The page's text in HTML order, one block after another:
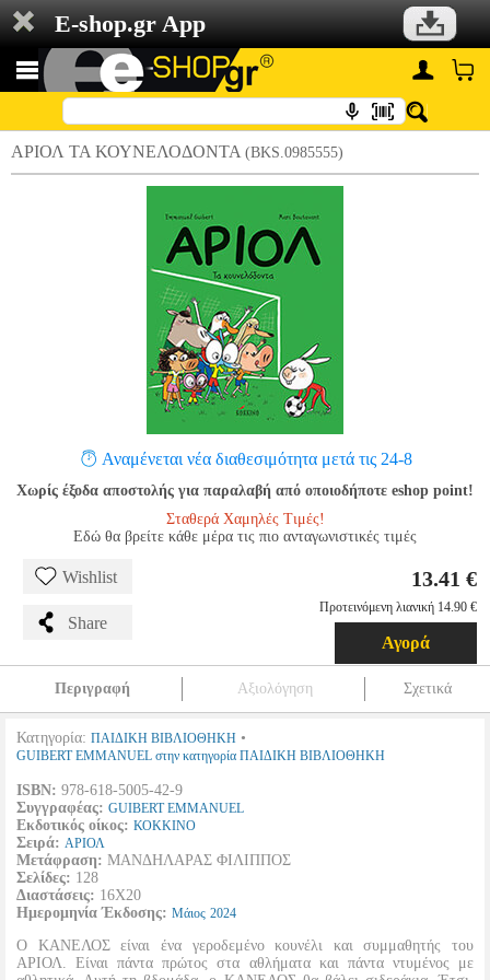
E-shop.gr App
ΑΡΙΟΛ ΤΑ ΚΟΥΝΕΛΟΔΟΝΤΑ (BKS.0985555)
Αναμένεται νέα διαθεσιμότητα μετά τις 24-8
Χωρίς έξοδα αποστολής για παραλαβή από οποιοδήποτε eshop point!
Σταθερά Χαμηλές Τιμές!
Εδώ θα βρείτε κάθε μέρα τις πιο ανταγωνιστικές τιμές
Wishlist
Share
13.41 €
Προτεινόμενη λιανική 14.90 €
Αγορά
Περιγραφή Αξιολόγηση Σχετικά
Κατηγορία: ΠΑΙΔΙΚΗ ΒΙΒΛΙΟΘΗΚΗ •
GUIBERT EMMANUEL στην κατηγορία ΠΑΙΔΙΚΗ ΒΙΒΛΙΟΘΗΚΗ
ISBN: 978-618-5005-42-9
Συγγραφέας: GUIBERT EMMANUEL
Εκδοτικός οίκος: ΚΟΚΚΙΝΟ
Σειρά: ΑΡΙΟΛ
Μετάφραση: ΜΑΝΔΗΛΑΡΑΣ ΦΙΛΙΠΠΟΣ
Σελίδες: 128
Διαστάσεις: 16Χ20
Ημερομηνία Έκδοσης: Μάιος 2024
Ο ΚΑΝΕΛΟΣ είναι ένα γεροδεμένο κουνέλι και συμμαθητής του
ΑΡΙΟΛ. Είναι πάντα πρώτος στα αθλήματα και πάντα ντυμένος με